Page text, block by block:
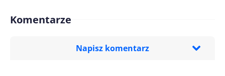
Komentarze
Napisz komentarz